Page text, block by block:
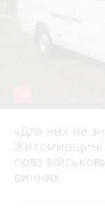
«Для них не
Житомирщині
повз
винних
17 липня 2026 р.